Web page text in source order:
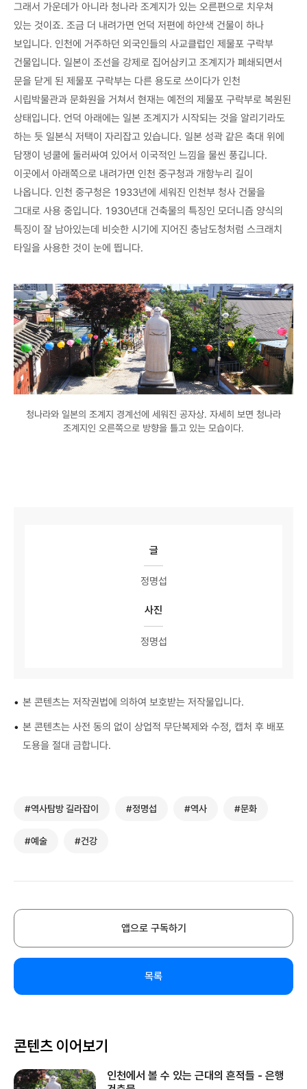
그래서 가운데가 아니라 청나라 조계지가 있는 오른편으로 치우쳐
있는 것이죠. 조금 더 내려가면 언덕 저편에 하얀색 건물이 하나
보입니다. 인천에 거주하던 외국인들의 사교클럽인 제물포 구락부
건물입니다. 일본이 조선을 강제로 집어삼키고 조계지가 폐쇄되면서
문을 닫게 된 제물포 구락부는 다른 용도로 쓰이다가 인천
시립박물관과 문화원을 거쳐서 현재는 예전의 제물포 구락부로 복원된
상태입니다. 언덕 아래에는 일본 조계지가 시작되는 것을 알리기라도
하는 듯 일본식 저택이 자리잡고 있습니다. 일본 성곽 같은 축대 위에
담쟁이 넝쿨에 둘러싸여 있어서 이국적인 느낌을 물씬 풍깁니다.
이곳에서 아래쪽으로 내려가면 인천 중구청과 개항누리 길이
나옵니다. 인천 중구청은 1933년에 세워진 인천부 청사 건물을
그대로 사용 중입니다. 1930년대 건축물의 특징인 모더니즘 양식의
특징이 잘 남아있는데 비슷한 시기에 지어진 충남도청처럼 스크래치
타일을 사용한 것이 눈에 띕니다.
청나라와 일본의 조계지 경계선에 세워진 공자상. 자세히 보면 청나라
조계지인 오른쪽으로 방향을 틀고 있는 모습이다.
글
정명섭
사진
정명섭
• 본 콘텐츠는 저작권법에 의하여 보호받는 저작물입니다.
• 본 콘텐츠는 사전 동의 없이 상업적 무단복제와 수정, 캡처 후 배포
도용을 절대 금합니다.
#역사탐방 길라잡이 #정명섭 #역사 #문화
#예술 #건강
앱으로 구독하기
목록
콘텐츠 이어보기
인천에서 볼 수 있는 근대의 흔적들 - 은행